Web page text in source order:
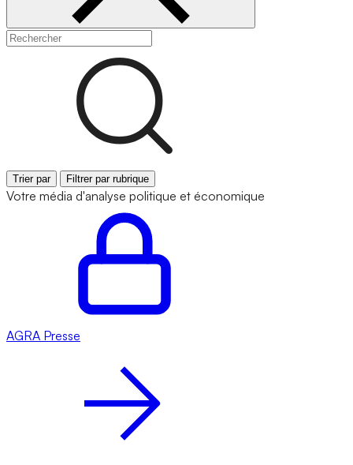
Trier par Filtrer par rubrique
Votre média d'analyse politique et économique
AGRA Presse